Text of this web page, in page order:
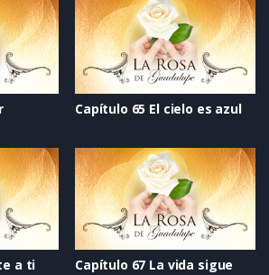
Capítulo 65 El cielo es azul
a ti Capítulo 67 La vida sigue